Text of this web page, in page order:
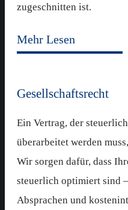
zugeschnitten ist.
Mehr Lesen
Gesellschaftsrecht
Ein Vertrag, der
überarbeitet werden
Wir sorgen dafür, dass
steuerlich optimiert sind
Absprachen und